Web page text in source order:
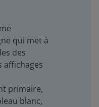
qui met à
des
affichages
primaire,
blanc,